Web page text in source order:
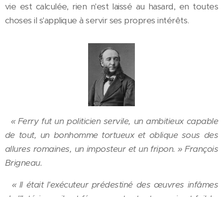
vie est calculée, rien n'est laissé au hasard, en toutes
choses il s'applique à servir ses propres intérêts.
« Ferry fut un politicien servile, un ambitieux capable
de tout, un bonhomme tortueux et oblique sous des
allures romaines, un imposteur et un fripon. » François
Brigneau.
« Il était l'exécuteur prédestiné des œuvres infâmes